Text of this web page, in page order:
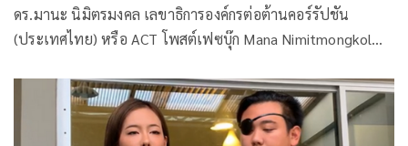
ดร.มานะ นิมิตรมงคล เลขาธิการองค์กรต่อต้านคอร์รัปชัน
(ประเทศไทย) หรือ ACT โพสต์เฟซบุ๊ก Mana Nimitmongkol
โดยมีเนื้อหา ดังนี้